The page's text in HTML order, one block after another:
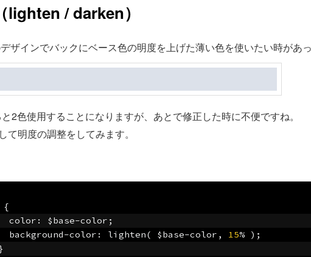
lighten / darken）
ザインでバックにベース色の明度を上げた薄い色を使いたい時があっ
2色使用することになりますが、あとで修正した時に不便ですね。
て明度の調整をしてみます。
{
color
: $base-color ;
background
-color : lighten( $base-color , 15%
);